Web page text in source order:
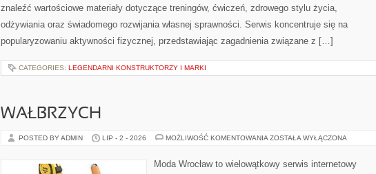
znaleźć wartościowe materiały dotyczące treningów, ćwiczeń, zdrowego stylu życia,
odżywiania oraz świadomego rozwijania własnej sprawności. Serwis koncentruje się na
popularyzowaniu aktywności fizycznej, przedstawiając zagadnienia związane z […]
CATEGORIES: LEGENDARNI KONSTRUKTORZY I MARKI
WAŁBRZYCH
POSTED BY ADMIN LIP - 2 - 2026 MOŻLIWOŚĆ KOMENTOWANIA WAŁBRZYCH
ZOSTAŁA WYŁĄCZONA
Moda Wrocław to wielowątkowy serwis internetowy